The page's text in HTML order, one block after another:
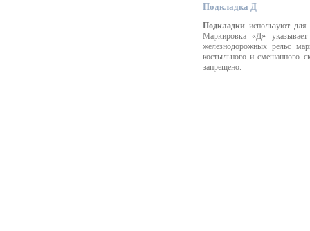
Подкладка Д
Подкладки используют
Маркировка «Д»
железнодорожных рельс
костыльного и смешанного
запрещено.